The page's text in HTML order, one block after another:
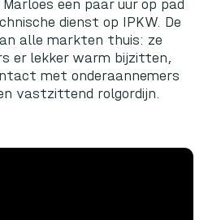
een paar uur op pad
dienst op IPKW. De
alle markten thuis: ze
er lekker warm bijzitten,
met onderaannemers
vastzittend rolgordijn.